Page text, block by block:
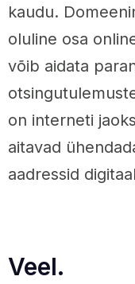
kaudu.
oluline osa
võib aidata
on interneti
aitavad
aadressid
Veel.